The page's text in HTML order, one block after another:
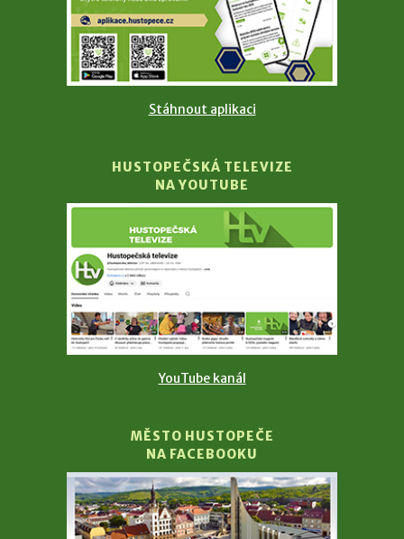
Stáhnout aplikaci
HUSTOPEČSKÁ TELEVIZE
NA YOUTUBE
YouTube kanál
MĚSTO HUSTOPEČE
NA FACEBOOKU